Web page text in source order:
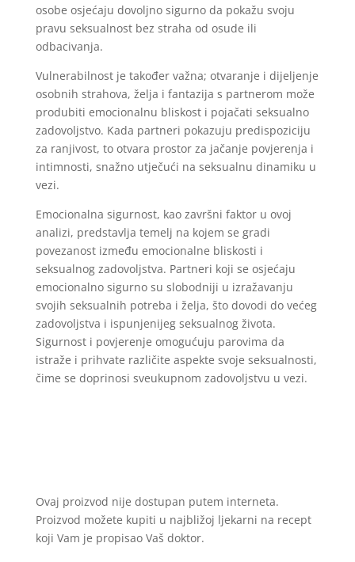
osobe osjećaju dovoljno sigurno da pokažu svoju
pravu seksualnost bez straha od osude ili
odbacivanja.
Vulnerabilnost je također važna; otvaranje i dijeljenje
osobnih strahova, želja i fantazija s partnerom može
produbiti emocionalnu bliskost i pojačati seksualno
zadovoljstvo. Kada partneri pokazuju predispoziciju
za ranjivost, to otvara prostor za jačanje povjerenja i
intimnosti, snažno utječući na seksualnu dinamiku u
vezi.
Emocionalna sigurnost, kao završni faktor u ovoj
analizi, predstavlja temelj na kojem se gradi
povezanost između emocionalne bliskosti i
seksualnog zadovoljstva. Partneri koji se osjećaju
emocionalno sigurno su slobodniji u izražavanju
svojih seksualnih potreba i želja, što dovodi do većeg
zadovoljstva i ispunjenijeg seksualnog života.
Sigurnost i povjerenje omogućuju parovima da
istraže i prihvate različite aspekte svoje seksualnosti,
čime se doprinosi sveukupnom zadovoljstvu u vezi.
Ovaj proizvod nije dostupan putem interneta.
Proizvod možete kupiti u najbližoj ljekarni na recept
koji Vam je propisao Vaš doktor.